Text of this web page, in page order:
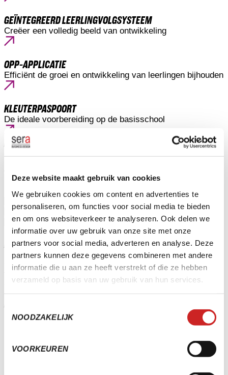
Deze website maakt gebruik van cookies
We gebruiken cookies om content en advertenties te
personaliseren, om functies voor social media te bieden
en om ons websiteverkeer te analyseren. Ook delen we
informatie over uw gebruik van onze site met onze
partners voor social media, adverteren en analyse. Deze
partners kunnen deze gegevens combineren met andere
informatie die u aan ze heeft verstrekt of die ze hebben
verzameld op basis van uw gebruik van hun services.
Toestemmingsselectie
NOODZAKELIJK
VOORKEUREN
GEÏNTEGREERD LEERLINGVOLGSYSTEEM
Creëer een volledig beeld van ontwikkeling
OPP-APPLICATIE
Efficiënt de groei en ontwikkeling van leerlingen bijhouden
KLEUTERPASPOORT
De ideale voorbereiding op de basisschool
KWALITEIT ALS STANDAARD
professionele certificeringen.
MAAKT WERKEN LEUKER EN MAKKELIJKER
Of het nu gaat om sport & recreatie, onderwijs,
organisaties vooruitbrengt.